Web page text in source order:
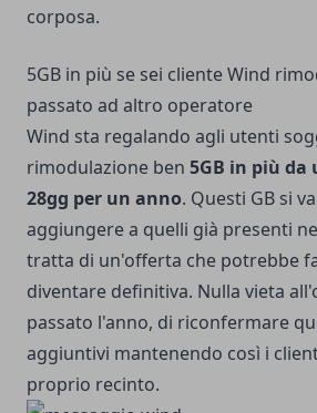
corposa.
5GB in più se sei cliente Wind
passato ad altro operatore
Wind sta regalando agli utenti
rimodulazione ben 5GB in più
28gg per un anno. Questi GB si
aggiungere a quelli già presenti
tratta di un'offerta che potrebbe
diventare definitiva. Nulla vieta
passato l'anno, di riconfermare
aggiuntivi mantenendo così i
proprio recinto.